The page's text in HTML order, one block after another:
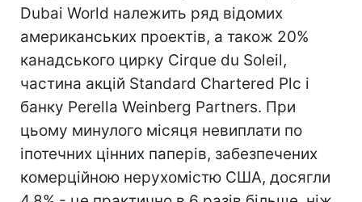
Dubai World належить ряд відомих
американських проектів, а також 20%
канадського цирку Cirque du Soleil,
частина акцій Standard Chartered Plc і
банку Perella Weinberg Partners. При
цьому минулого місяця невиплати по
іпотечних цінних паперів, забезпечених
комерційною нерухомістю США, досягли